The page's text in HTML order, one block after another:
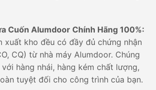
Cuốn Alumdoor Chính Hãng 100%:
xuất kho đều có đầy đủ chứng nhận
CQ) từ nhà máy Alumdoor. Chúng
hàng nhái, hàng kém chất lượng,
tuyệt đối cho công trình của bạn.